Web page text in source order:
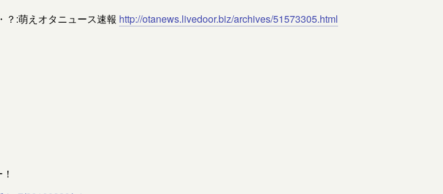
？:萌えオタニュース速報 http://otanews.livedoor.biz/archives/51573305.html